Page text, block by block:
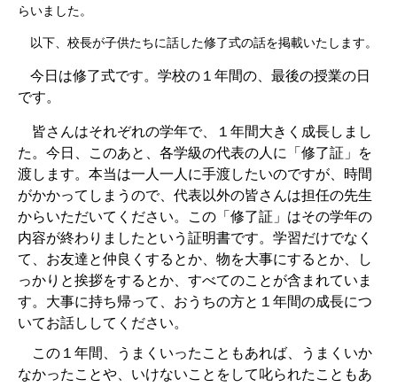
らいました。
以下、校長が子供たちに話した修了式の話を掲載いたします。
今日は修了式です。学校の１年間の、最後の授業の日
です。
皆さんはそれぞれの学年で、１年間大きく成長しまし
た。今日、このあと、各学級の代表の人に「修了証」を
渡します。本当は一人一人に手渡したいのですが、時間
がかかってしまうので、代表以外の皆さんは担任の先生
からいただいてください。この「修了証」はその学年の
内容が終わりましたという証明書です。学習だけでなく
て、お友達と仲良くするとか、物を大事にするとか、し
っかりと挨拶をするとか、すべてのことが含まれていま
す。大事に持ち帰って、おうちの方と１年間の成長につ
いてお話ししてください。
この１年間、うまくいったこともあれば、うまくいか
なかったことや、いけないことをして叱られたこともあ